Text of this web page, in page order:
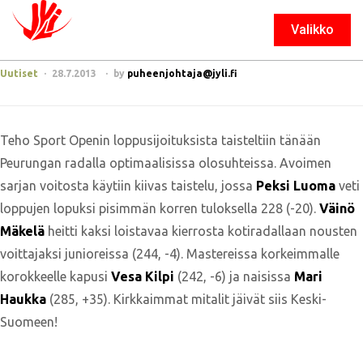
Valikko
Sulje
Uutiset 28.7.2013 by puheenjohtaja@jyli.fi
Teho Sport Openin loppusijoituksista taisteltiin tänään
Peurungan radalla optimaalisissa olosuhteissa. Avoimen
sarjan voitosta käytiin kiivas taistelu, jossa Peksi Luoma veti
loppujen lopuksi pisimmän korren tuloksella 228 (-20). Väinö
Mäkelä heitti kaksi loistavaa kierrosta kotiradallaan nousten
voittajaksi junioreissa (244, -4). Mastereissa korkeimmalle
korokkeelle kapusi Vesa Kilpi (242, -6) ja naisissa Mari
Haukka (285, +35). Kirkkaimmat mitalit jäivät siis Keski-
Suomeen!